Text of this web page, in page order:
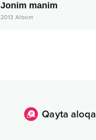
Jonim manim
2013 Albom
Qayta aloqa